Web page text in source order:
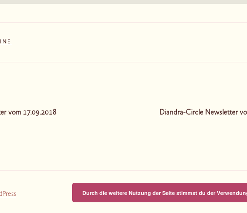
vom 17.09.2018 Diandra-Circle Newsletter
Durch die weitere Nutzung der Seite stimmst du der